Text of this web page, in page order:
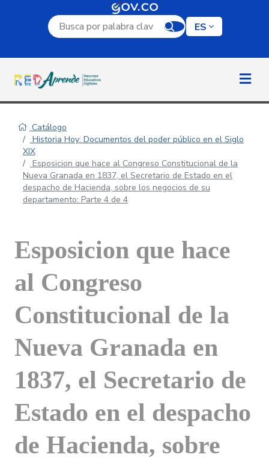
Campo de búsqueda por palabra clave
ES
Catálogo
Historia Hoy: Documentos del poder público en el Siglo
XIX
Esposicion que hace al Congreso Constitucional de la
Nueva Granada en 1837, el Secretario de Estado en el
despacho de Hacienda, sobre los negocios de su
departamento: Parte 4 de 4
Esposicion que hace
al Congreso
Constitucional de la
Nueva Granada en
1837, el Secretario de
Estado en el despacho
de Hacienda, sobre